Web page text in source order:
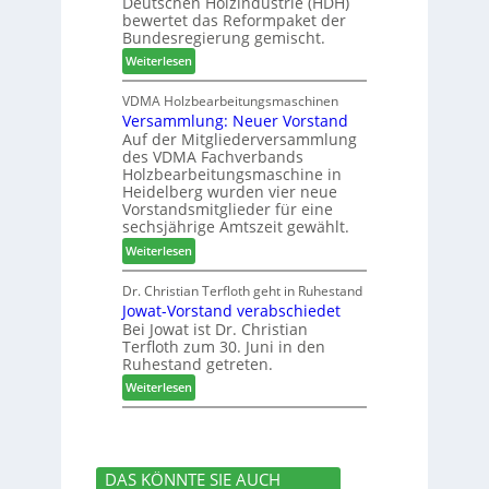
0
2
6
s
u
c
h
e
r
z
a
h
l
e
n
b
o
t
h
i
l
t
b
e
i
P
r
o
u
k
t
s
u
c
bewertet das Reformpaket der
Bundesregierung gemischt.
Weiterlesen:
H
D
H
f
o
r
d
e
r
t
N
a
c
h
b
e
s
s
u
VDMA Holzbearbeitungsmaschinen
Versammlung: Neuer Vorstand
Auf der Mitgliederversammlung
des VDMA Fachverbands
Holzbearbeitungsmaschine in
Heidelberg wurden vier neue
Vorstandsmitglieder für eine
sechsjährige Amtszeit gewählt.
Weiterlesen:
V
e
r
s
a
m
m
l
g
:
Dr. Christian Terfloth geht in Ruhestand
Jowat-Vorstand verabschiedet
Bei Jowat ist Dr. Christian
Terfloth zum 30. Juni in den
Ruhestand getreten.
Weiterlesen:
J
a
t
DAS KÖNNTE SIE AUCH